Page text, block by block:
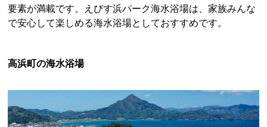
要素が満載です。えびす浜パーク海水浴場は、家族みんな
で安心して楽しめる海水浴場としておすすめです。
高浜町の海水浴場